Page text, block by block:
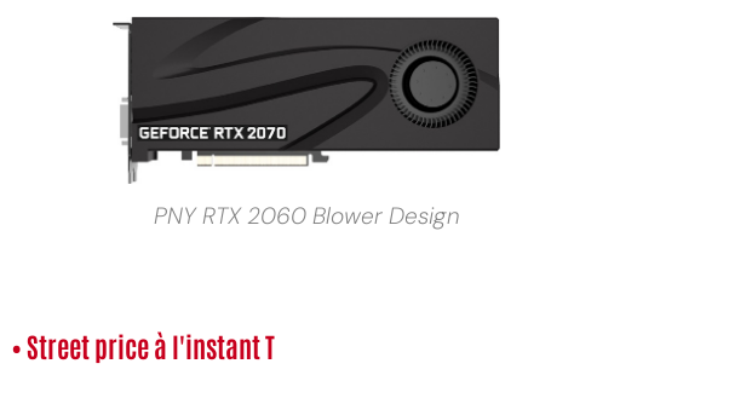
PNY RTX 2060 Blower Design
• Street price à l'instant T